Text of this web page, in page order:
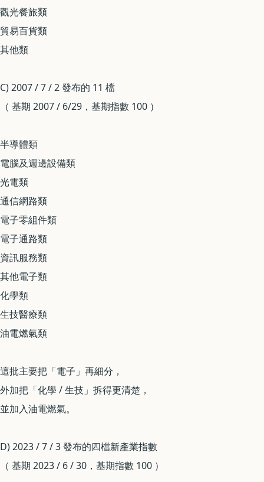
觀光餐旅類
貿易百貨類
其他類
C) 2007 / 7 / 2 發布的 11 檔
（ 基期 2007 / 6/29，基期指數 100 ）
半導體類
電腦及週邊設備類
光電類
通信網路類
電子零組件類
電子通路類
資訊服務類
其他電子類
化學類
生技醫療類
油電燃氣類
這批主要把「電子」再細分，
外加把「化學 / 生技」拆得更清楚，
並加入油電燃氣。
D) 2023 / 7 / 3 發布的四檔新產業指數
（ 基期 2023 / 6 / 30，基期指數 100 ）